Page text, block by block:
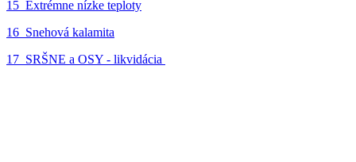
15_Extrémne nízke teploty
16_Snehová kalamita
17_SRŠNE a OSY - likvidácia